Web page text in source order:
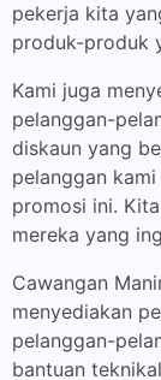
pekerja kita
produk-produk
Kami juga
pelanggan-
diskaun yang
pelanggan
promosi ini.
mereka yang
Cawangan
menyediakan
pelanggan-
bantuan